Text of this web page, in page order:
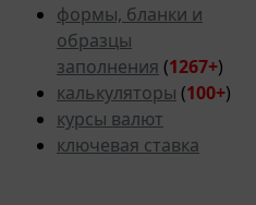
формы, бланки и
образцы
заполнения (1267+)
калькуляторы (100+)
курсы валют
ключевая ставка